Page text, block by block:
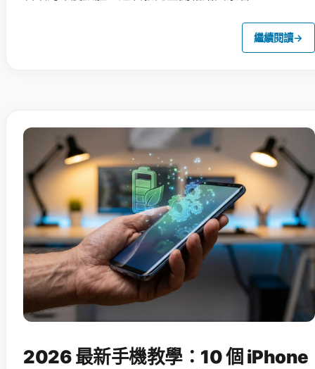
繼續閱讀→
2026 最新手機教學：10 個 iPhone